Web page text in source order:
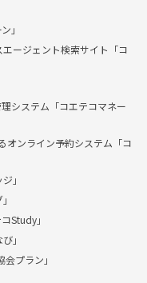
」
ージェント検索サイト「コ
システム「コエテコマネー
オンライン予約システム「コ
」
Study」
」
プラン」